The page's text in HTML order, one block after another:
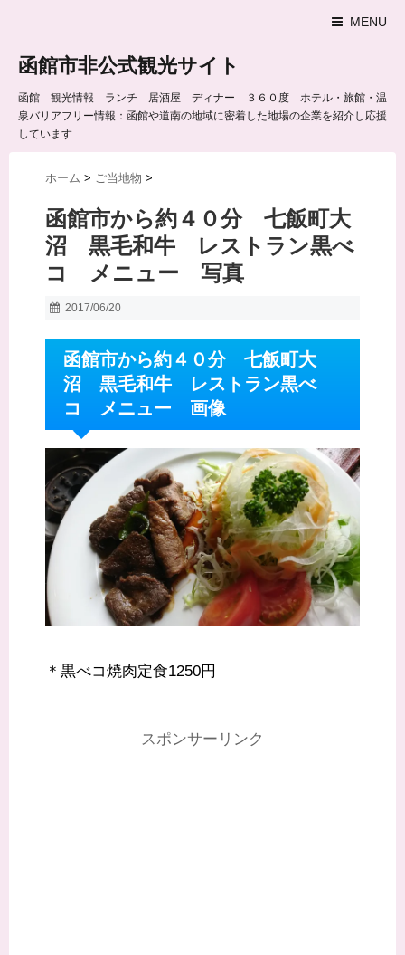
MENU
函館市非公式観光サイト
函館 観光情報 ランチ 居酒屋 ディナー ３６０度 ホテル・旅館・温
泉バリアフリー情報：函館や道南の地域に密着した地場の企業を紹介し応援
しています
ホーム > ご当地物 >
函館市から約４０分 七飯町大
沼 黒毛和牛 レストラン黒べ
コ メニュー 写真
2017/06/20
函館市から約４０分 七飯町大
沼 黒毛和牛 レストラン黒べ
コ メニュー 画像
＊黒べコ焼肉定食1250円
スポンサーリンク